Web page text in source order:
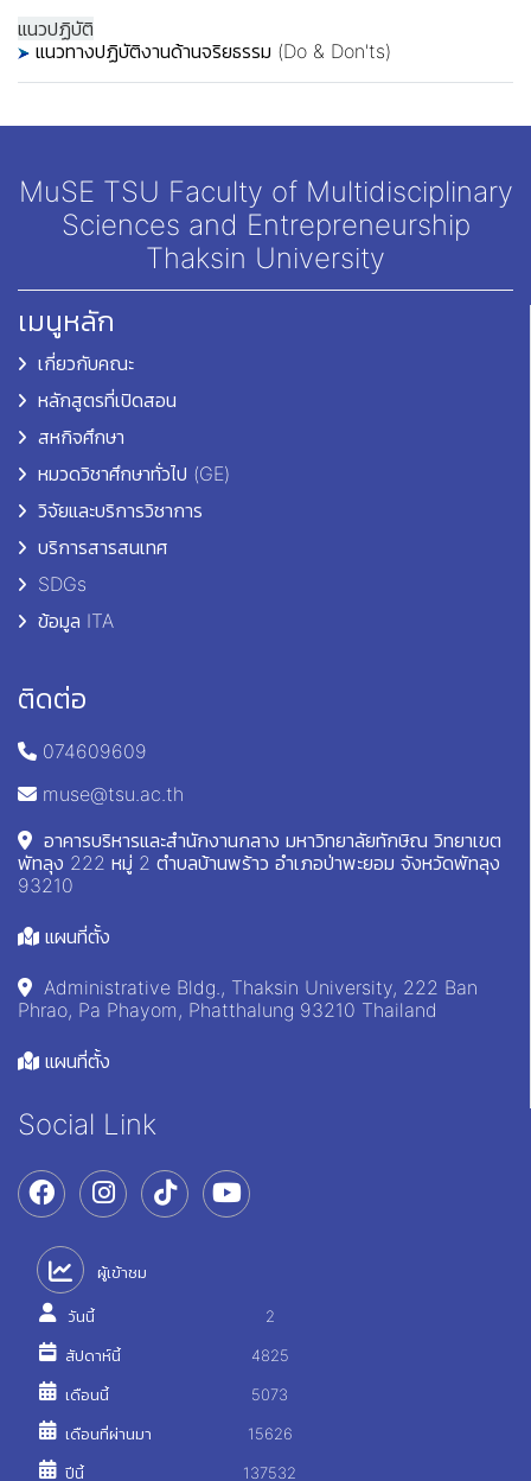
แนวปฏิบัติ
แนวทางปฏิบัติงานด้านจริยธรรม (Do & Don'ts)
MuSE TSU Faculty of Multidisciplinary
Sciences and Entrepreneurship
Thaksin University
เมนูหลัก
เกี่ยวกับคณะ
หลักสูตรที่เปิดสอน
สหกิจศึกษา
หมวดวิชาศึกษาทั่วไป (GE)
วิจัยและบริการวิชาการ
บริการสารสนเทศ
SDGs
ข้อมูล ITA
ติดต่อ
074609609
muse@tsu.ac.th
อาคารบริหารและสำนักงานกลาง มหาวิทยาลัยทักษิณ วิทยาเขต
พัทลุง 222 หมู่ 2 ตำบลบ้านพร้าว อำเภอป่าพะยอม จังหวัดพัทลุง
93210
แผนที่ตั้ง
Administrative Bldg., Thaksin University, 222 Ban
Phrao, Pa Phayom, Phatthalung 93210 Thailand
แผนที่ตั้ง
Social Link
ผู้เข้าชม
วันนี้ 2
สัปดาห์นี้ 4825
เดือนนี้ 5073
เดือนที่ผ่านมา 15626
ปีนี้ 137532